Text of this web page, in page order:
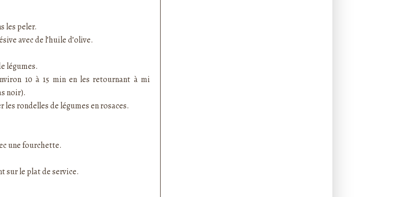
les peler.
avec de l’huile d’olive.
légumes.
10 à 15 min en les retournant à mi
noir).
les rondelles de légumes en rosaces.
une fourchette.
sur le plat de service.